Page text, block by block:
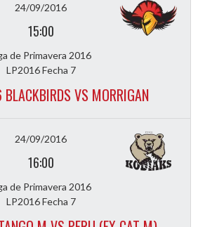
24/09/2016
15:00
de Primavera 2016
LP2016 Fecha 7
VS MORRIGAN
24/09/2016
16:00
de Primavera 2016
LP2016 Fecha 7